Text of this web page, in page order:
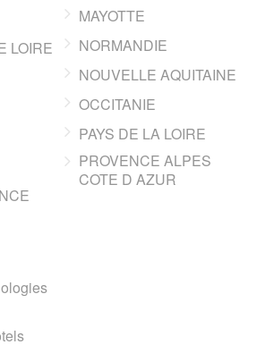
LOIRE
MAYOTTE
NORMANDIE
NOUVELLE AQUITAINE
OCCITANIE
PAYS DE LA LOIRE
PROVENCE ALPES
COTE D AZUR